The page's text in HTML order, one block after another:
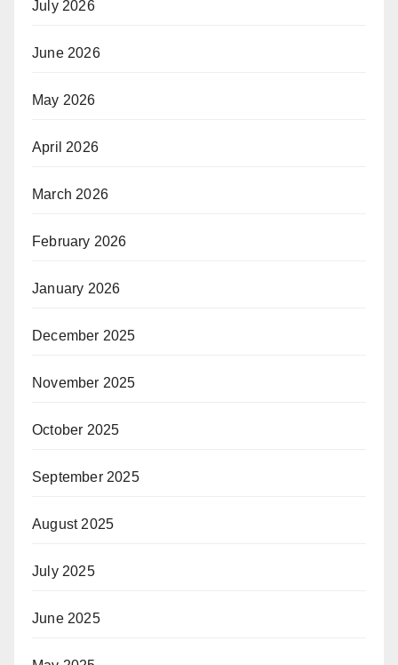
July 2026
June 2026
May 2026
April 2026
March 2026
February 2026
January 2026
December 2025
November 2025
October 2025
September 2025
August 2025
July 2025
June 2025